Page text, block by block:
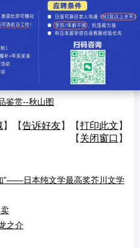
4月
[下一页]
语 责任编辑：贯通日本语
鉴赏--老年的素盏鸣尊
鉴赏--秋山图
】【告诉好友】【打印此文 】
【 关闭窗口 】
”——日本纯文学最高奖芥川文学
之介